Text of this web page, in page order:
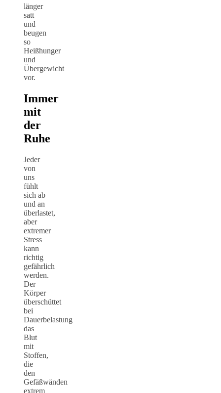
länger
satt
und
beugen
so
Heißhunger
und
Übergewicht
vor.
Immer
mit
der
Ruhe
Jeder
von
uns
fühlt
sich ab
und an
überlastet,
aber
extremer
Stress
kann
richtig
gefährlich
werden.
Der
Körper
überschüttet
bei
Dauerbelastung
das
Blut
mit
Stoffen,
die
den
Gefäßwänden
extrem